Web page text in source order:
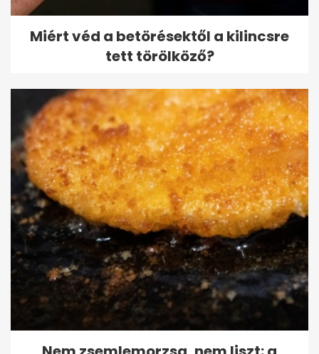
Miért véd a betörésektől a kilincsre
tett törölköző?